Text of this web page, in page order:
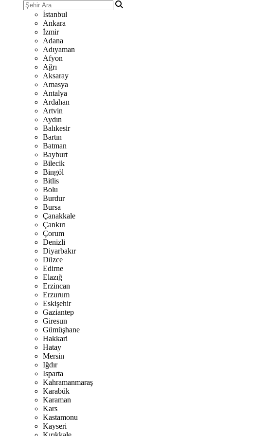
İstanbul
Ankara
İzmir
Adana
Adıyaman
Afyon
Ağrı
Aksaray
Amasya
Antalya
Ardahan
Artvin
Aydın
Balıkesir
Bartın
Batman
Bayburt
Bilecik
Bingöl
Bitlis
Bolu
Burdur
Bursa
Çanakkale
Çankırı
Çorum
Denizli
Diyarbakır
Düzce
Edirne
Elazığ
Erzincan
Erzurum
Eskişehir
Gaziantep
Giresun
Gümüşhane
Hakkari
Hatay
Mersin
Iğdır
Isparta
Kahramanmaraş
Karabük
Karaman
Kars
Kastamonu
Kayseri